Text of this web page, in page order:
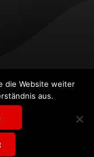
die Website weiter
aus.